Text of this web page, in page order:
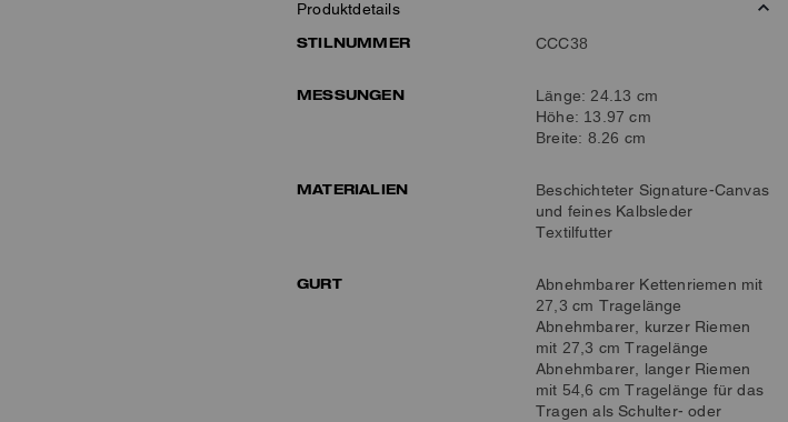
Produktdetails
STILNUMMER
CCC38
MESSUNGEN
Länge: 24.13 cm
Höhe: 13.97 cm
Breite: 8.26 cm
MATERIALIEN
Beschichteter Signature-Canvas
und feines Kalbsleder
Textilfutter
GURT
Abnehmbarer Kettenriemen mit
27,3 cm Tragelänge
Abnehmbarer, kurzer Riemen
mit 27,3 cm Tragelänge
Abnehmbarer, langer Riemen
mit 54,6 cm Tragelänge für das
Tragen als Schulter- oder